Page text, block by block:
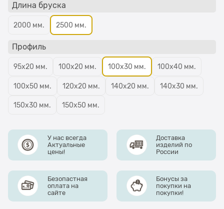
Длина бруска
2000 мм. 2500 мм.
Профиль
95х20 мм. 100х20 мм. 100х30 мм. 100х40 мм.
100х50 мм. 120х20 мм. 140х20 мм. 140х30 мм.
150х30 мм. 150х50 мм.
У нас всегда
Актуальные
цены!
Доставка
изделий по
России
Безопастная
оплата на
сайте
Бонусы за
покупки на
покупки!